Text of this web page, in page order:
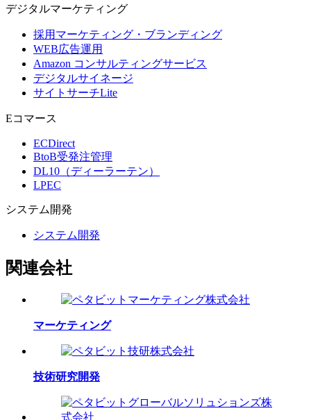
デジタルマーケティング
採用マーケティング・ブランディング
WEB広告運用
Amazon コンサルティングサービス
デジタルサイネージ
サイトサーチLite
Eコマース
ECDirect
BtoB受発注管理
DL10（ディーラーテン）
LPEC
システム 開発
システム開発
関連会社
マーケティング
技術研究開発